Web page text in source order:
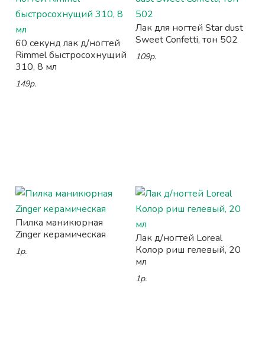
60 секунд лак д/ногтей
Rimmel быстросохнущий
310, 8 мл
149р.
Лак для ногтей Star dust
Sweet Confetti, тон 502
109р.
Пилка маникюрная
Zinger керамическая
1р.
Лак д/ногтей Loreal
Колор риш гелевый, 20
мл
1р.